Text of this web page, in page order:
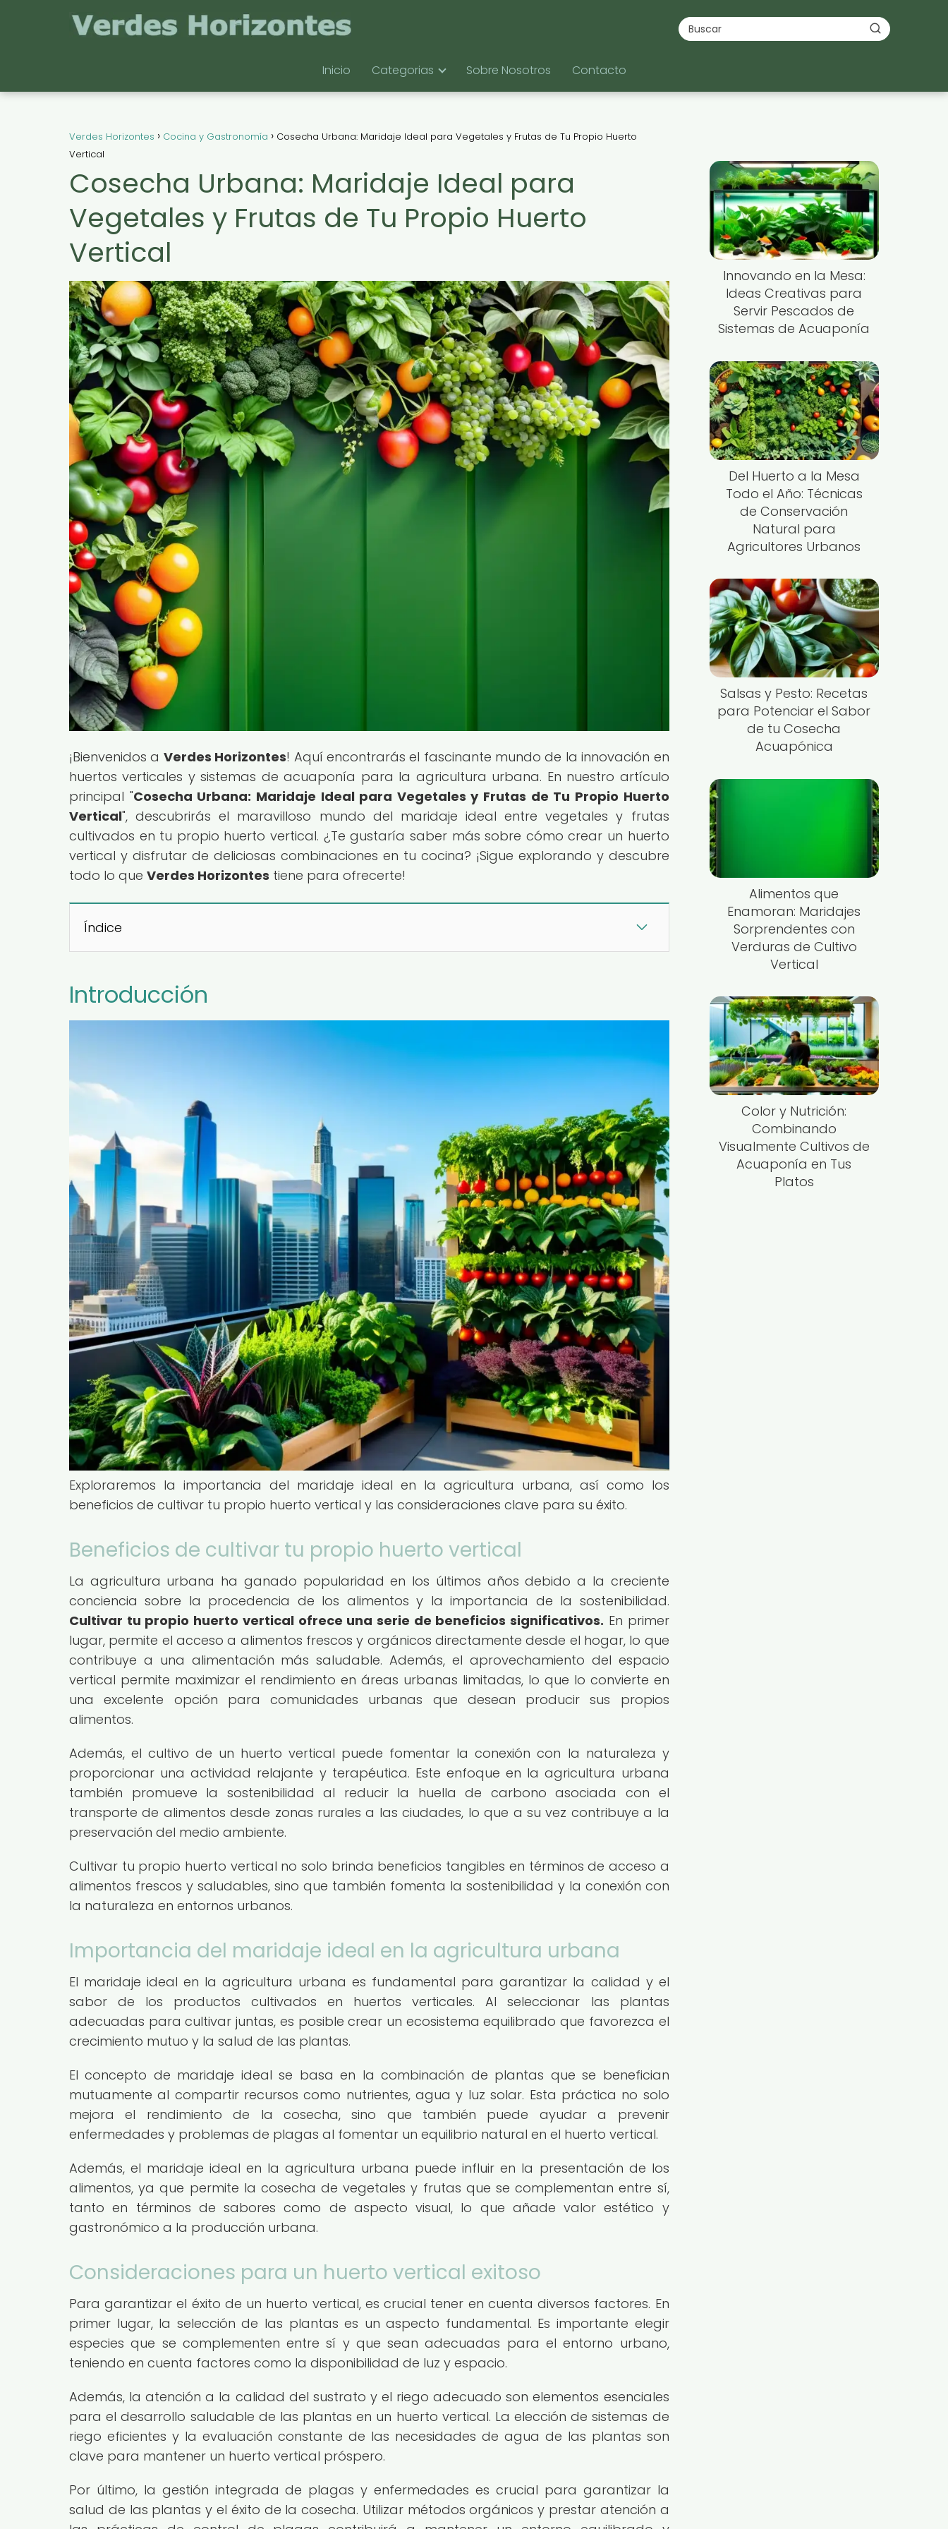
Inicio Categorias Sobre Nosotros Contacto
Verdes Horizontes Cocina y Gastronomía
Cosecha Urbana: Maridaje Ideal para Vegetales y Frutas de Tu Propio Huerto
Vertical
Cosecha Urbana: Maridaje Ideal para
Vegetales y Frutas de Tu Propio Huerto
Vertical
¡Bienvenidos a Verdes Horizontes! Aquí encontrarás el fascinante mundo de la innovación en
huertos verticales y sistemas de acuaponía para la agricultura urbana. En nuestro artículo
principal "Cosecha Urbana: Maridaje Ideal para Vegetales y Frutas de Tu Propio Huerto
Vertical", descubrirás el maravilloso mundo del maridaje ideal entre vegetales y frutas
cultivados en tu propio huerto vertical. ¿Te gustaría saber más sobre cómo crear un huerto
vertical y disfrutar de deliciosas combinaciones en tu cocina? ¡Sigue explorando y descubre
todo lo que Verdes Horizontes tiene para ofrecerte!
Índice
Introducción
Exploraremos la importancia del maridaje ideal en la agricultura urbana, así como los
beneficios de cultivar tu propio huerto vertical y las consideraciones clave para su éxito.
Beneficios de cultivar tu propio huerto vertical
La agricultura urbana ha ganado popularidad en los últimos años debido a la creciente
conciencia sobre la procedencia de los alimentos y la importancia de la sostenibilidad.
Cultivar tu propio huerto vertical ofrece una serie de beneficios significativos. En primer
lugar, permite el acceso a alimentos frescos y orgánicos directamente desde el hogar, lo que
contribuye a una alimentación más saludable. Además, el aprovechamiento del espacio
vertical permite maximizar el rendimiento en áreas urbanas limitadas, lo que lo convierte en
una excelente opción para comunidades urbanas que desean producir sus propios
alimentos.
Además, el cultivo de un huerto vertical puede fomentar la conexión con la naturaleza y
proporcionar una actividad relajante y terapéutica. Este enfoque en la agricultura urbana
también promueve la sostenibilidad al reducir la huella de carbono asociada con el
transporte de alimentos desde zonas rurales a las ciudades, lo que a su vez contribuye a la
preservación del medio ambiente.
Cultivar tu propio huerto vertical no solo brinda beneficios tangibles en términos de acceso a
alimentos frescos y saludables, sino que también fomenta la sostenibilidad y la conexión con
la naturaleza en entornos urbanos.
Importancia del maridaje ideal en la agricultura urbana
El maridaje ideal en la agricultura urbana es fundamental para garantizar la calidad y el
sabor de los productos cultivados en huertos verticales. Al seleccionar las plantas
adecuadas para cultivar juntas, es posible crear un ecosistema equilibrado que favorezca el
crecimiento mutuo y la salud de las plantas.
El concepto de maridaje ideal se basa en la combinación de plantas que se benefician
mutuamente al compartir recursos como nutrientes, agua y luz solar. Esta práctica no solo
mejora el rendimiento de la cosecha, sino que también puede ayudar a prevenir
enfermedades y problemas de plagas al fomentar un equilibrio natural en el huerto vertical.
Además, el maridaje ideal en la agricultura urbana puede influir en la presentación de los
alimentos, ya que permite la cosecha de vegetales y frutas que se complementan entre sí,
tanto en términos de sabores como de aspecto visual, lo que añade valor estético y
gastronómico a la producción urbana.
Consideraciones para un huerto vertical exitoso
Para garantizar el éxito de un huerto vertical, es crucial tener en cuenta diversos factores. En
primer lugar, la selección de las plantas es un aspecto fundamental. Es importante elegir
especies que se complementen entre sí y que sean adecuadas para el entorno urbano,
teniendo en cuenta factores como la disponibilidad de luz y espacio.
Además, la atención a la calidad del sustrato y el riego adecuado son elementos esenciales
para el desarrollo saludable de las plantas en un huerto vertical. La elección de sistemas de
riego eficientes y la evaluación constante de las necesidades de agua de las plantas son
clave para mantener un huerto vertical próspero.
Por último, la gestión integrada de plagas y enfermedades es crucial para garantizar la
salud de las plantas y el éxito de la cosecha. Utilizar métodos orgánicos y prestar atención a
Innovando en la Mesa:
Ideas Creativas para
Servir Pescados de
Sistemas de Acuaponía
Del Huerto a la Mesa
Todo el Año: Técnicas
de Conservación
Natural para
Agricultores Urbanos
Salsas y Pesto: Recetas
para Potenciar el Sabor
de tu Cosecha
Acuapónica
Alimentos que
Enamoran: Maridajes
Sorprendentes con
Verduras de Cultivo
Vertical
Color y Nutrición:
Combinando
Visualmente Cultivos de
Acuaponía en Tus
Platos